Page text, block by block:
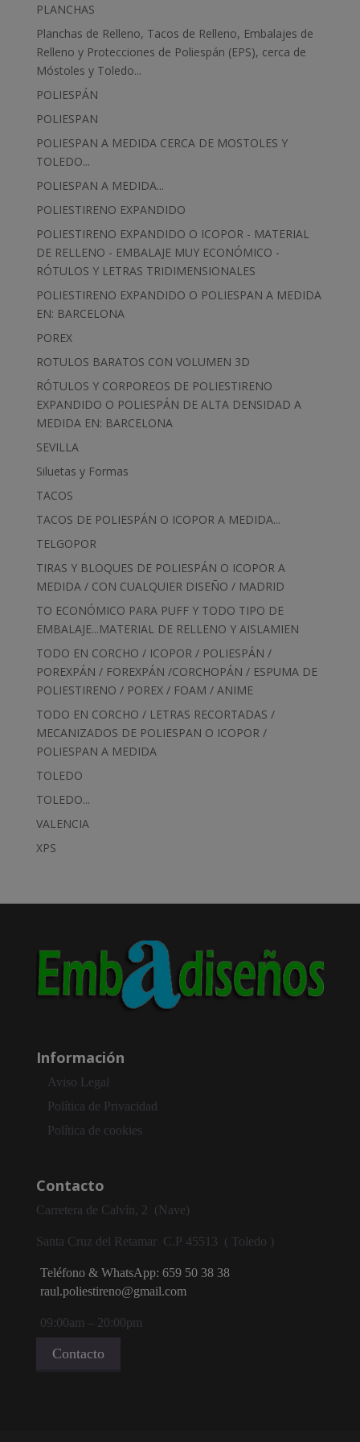
PLANCHAS
Planchas de Relleno, Tacos de Relleno, Embalajes de
Relleno y Protecciones de Poliespán (EPS), cerca de
Móstoles y Toledo...
POLIESPÁN
POLIESPAN
POLIESPAN A MEDIDA CERCA DE MOSTOLES Y
TOLEDO...
POLIESPAN A MEDIDA...
POLIESTIRENO EXPANDIDO
POLIESTIRENO EXPANDIDO O ICOPOR - MATERIAL
DE RELLENO - EMBALAJE MUY ECONÓMICO -
RÓTULOS Y LETRAS TRIDIMENSIONALES
POLIESTIRENO EXPANDIDO O POLIESPAN A MEDIDA
EN: BARCELONA
POREX
ROTULOS BARATOS CON VOLUMEN 3D
RÓTULOS Y CORPOREOS DE POLIESTIRENO
EXPANDIDO O POLIESPÁN DE ALTA DENSIDAD A
MEDIDA EN: BARCELONA
SEVILLA
Siluetas y Formas
TACOS
TACOS DE POLIESPÁN O ICOPOR A MEDIDA...
TELGOPOR
TIRAS Y BLOQUES DE POLIESPÁN O ICOPOR A
MEDIDA / CON CUALQUIER DISEÑO / MADRID
TO ECONÓMICO PARA PUFF Y TODO TIPO DE
EMBALAJE...MATERIAL DE RELLENO Y AISLAMIEN
TODO EN CORCHO / ICOPOR / POLIESPÁN /
POREXPÁN / FOREXPÁN /CORCHOPÁN / ESPUMA DE
POLIESTIRENO / POREX / FOAM / ANIME
TODO EN CORCHO / LETRAS RECORTADAS /
MECANIZADOS DE POLIESPAN O ICOPOR /
POLIESPAN A MEDIDA
TOLEDO
TOLEDO...
VALENCIA
XPS
Información
Aviso Legal
Política de Privacidad
Política de cookies
Contacto
Carretera de Calvín, 2 (Nave)
Santa Cruz del Retamar C.P 45513 ( Toledo )
Teléfono & WhatsApp: 659 50 38 38
raul.poliestireno@gmail.com
09:00am – 20:00pm
Contacto